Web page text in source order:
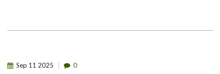
Sep 11 2025 0